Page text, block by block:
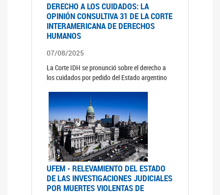
DERECHO A LOS CUIDADOS: LA
OPINIÓN CONSULTIVA 31 DE LA CORTE
INTERAMERICANA DE DERECHOS
HUMANOS
07/08/2025
La Corte IDH se pronunció sobre el derecho a
los cuidados por pedido del Estado argentino
UFEM - RELEVAMIENTO DEL ESTADO
DE LAS INVESTIGACIONES JUDICIALES
POR MUERTES VIOLENTAS DE